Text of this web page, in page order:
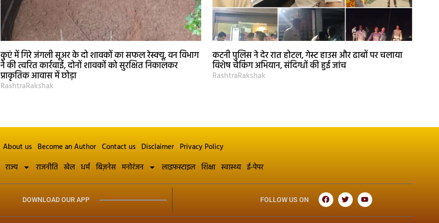
कुएं में गिरे जंगली सूअर के दो शावकों का सफल रेस्क्यू, वन विभाग
ने की त्वरित कार्रवाई, दोनों शावकों को सुरक्षित निकालकर
प्राकृतिक आवास में छोड़ा
RashtraRakshak
कटनी पुलिस ने देर रात होटल, गेस्ट हाउस और ढाबों पर चलाया
विशेष चेकिंग अभियान, संदिग्धों की हुई जांच
RashtraRakshak
About us Become an Author Contact us Disclaimer Privacy Policy
राज्य राजनीति खेल धर्म बिज़नेस मनोरंजन लाइफस्टाइल शिक्षा स्वास्थ्य ई-पेपर
DOWNLOAD OUR APP FOLLOW US ON